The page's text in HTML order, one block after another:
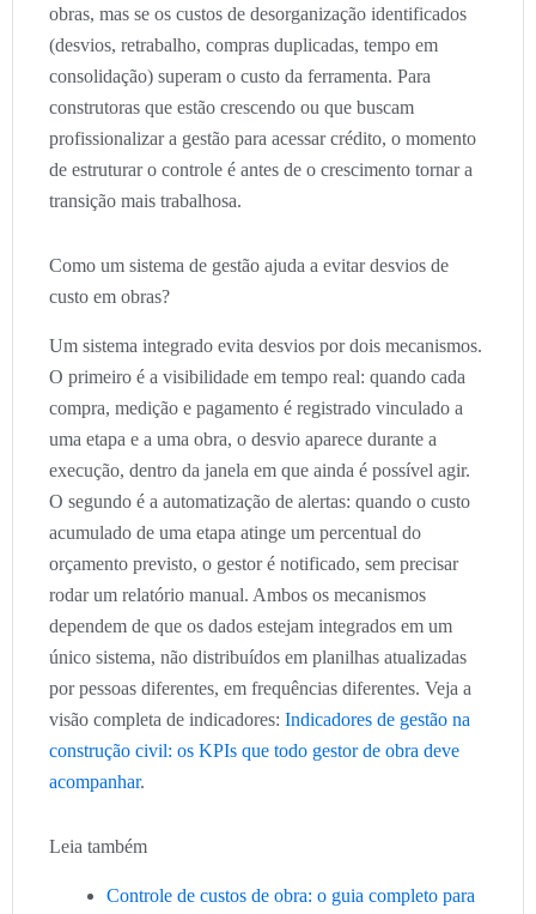
obras, mas se os custos de desorganização identificados
(desvios, retrabalho, compras duplicadas, tempo em
consolidação) superam o custo da ferramenta. Para
construtoras que estão crescendo ou que buscam
profissionalizar a gestão para acessar crédito, o momento
de estruturar o controle é antes de o crescimento tornar a
transição mais trabalhosa.
Como um sistema de gestão ajuda a evitar desvios de
custo em obras?
Um sistema integrado evita desvios por dois mecanismos.
O primeiro é a visibilidade em tempo real: quando cada
compra, medição e pagamento é registrado vinculado a
uma etapa e a uma obra, o desvio aparece durante a
execução, dentro da janela em que ainda é possível agir.
O segundo é a automatização de alertas: quando o custo
acumulado de uma etapa atinge um percentual do
orçamento previsto, o gestor é notificado, sem precisar
rodar um relatório manual. Ambos os mecanismos
dependem de que os dados estejam integrados em um
único sistema, não distribuídos em planilhas atualizadas
por pessoas diferentes, em frequências diferentes. Veja a
visão completa de indicadores: Indicadores de gestão na
construção civil: os KPIs que todo gestor de obra deve
acompanhar.
Leia também
Controle de custos de obra: o guia completo para